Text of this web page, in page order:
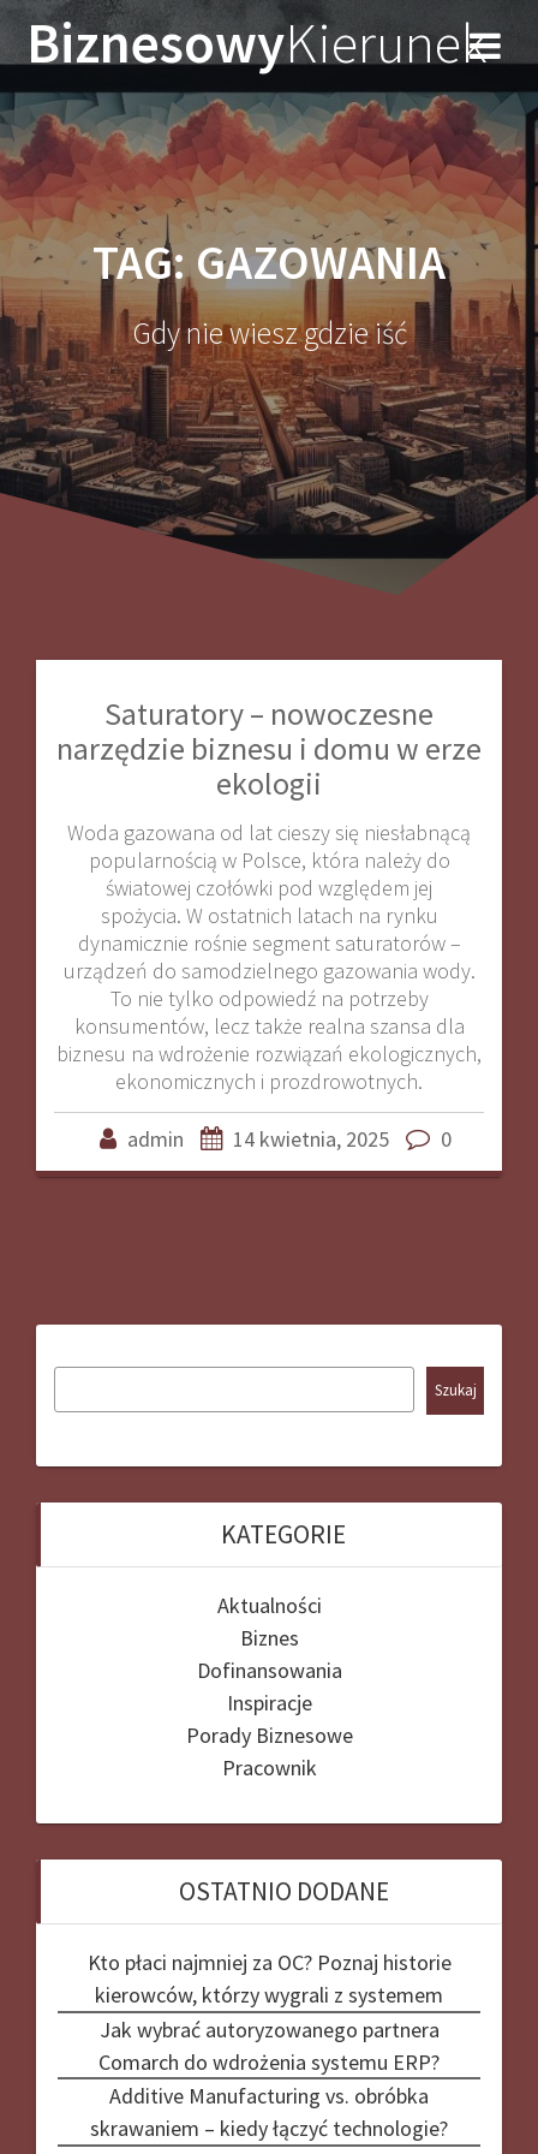
Przejdź
do
treści
BiznesowyKierunek
TAG:GAZOWANIA
Gdy nie wiesz gdzie iść
Saturatory – nowoczesne
narzędzie biznesu i domu w erze
ekologii
Woda gazowana od lat cieszy się niesłabnącą
popularnością w Polsce, która należy do
światowej czołówki pod względem jej
spożycia. W ostatnich latach na rynku
dynamicznie rośnie segment saturatorów –
urządzeń do samodzielnego gazowania wody.
To nie tylko odpowiedź na potrzeby
konsumentów, lecz także realna szansa dla
biznesu na wdrożenie rozwiązań ekologicznych,
ekonomicznych i prozdrowotnych.
admin 14 kwietnia, 2025 0
Szukaj
KATEGORIE
Aktualności
Biznes
Dofinansowania
Inspiracje
Porady Biznesowe
Pracownik
OSTATNIO DODANE
Kto płaci najmniej za OC? Poznaj historie
kierowców, którzy wygrali z systemem
Jak wybrać autoryzowanego partnera
Comarch do wdrożenia systemu ERP?
Additive Manufacturing vs. obróbka
skrawaniem – kiedy łączyć technologie?